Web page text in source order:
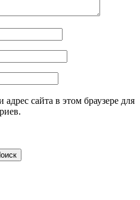
сайта в этом браузере для